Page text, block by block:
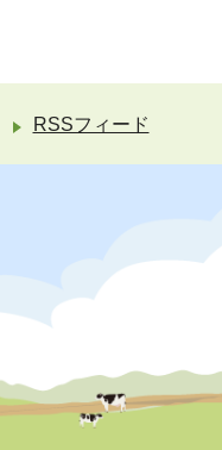
RSSフィード